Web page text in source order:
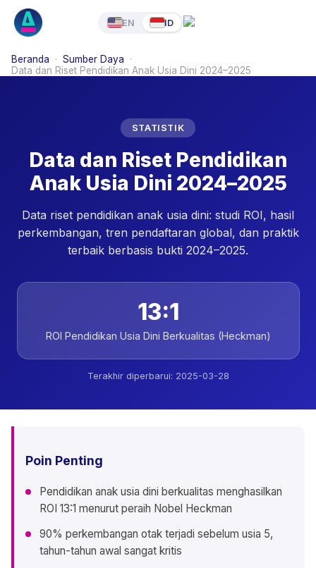
EN ID
Beranda · Sumber Daya
·
Data dan Riset Pendidikan Anak Usia Dini 2024–2025
STATISTIK
Data dan Riset Pendidikan
Anak Usia Dini 2024–2025
Data riset pendidikan anak usia dini: studi ROI, hasil
perkembangan, tren pendaftaran global, dan praktik
terbaik berbasis bukti 2024–2025.
13:1
ROI Pendidikan Usia Dini Berkualitas (Heckman)
Terakhir diperbarui: 2025-03-28
Poin Penting
Pendidikan anak usia dini berkualitas menghasilkan
ROI 13:1 menurut peraih Nobel Heckman
90% perkembangan otak terjadi sebelum usia 5,
tahun-tahun awal sangat kritis